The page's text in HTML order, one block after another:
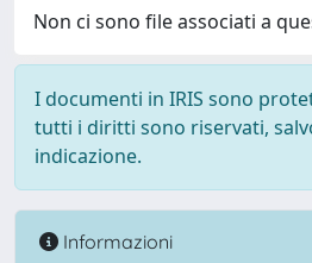
Non ci sono file associati a
I documenti in IRIS sono
tutti i diritti sono riservati,
indicazione.
Informazioni